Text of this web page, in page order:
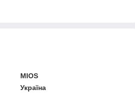
MIOS
Україна